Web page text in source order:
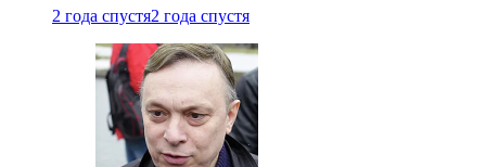
2 года спустя2 года спустя